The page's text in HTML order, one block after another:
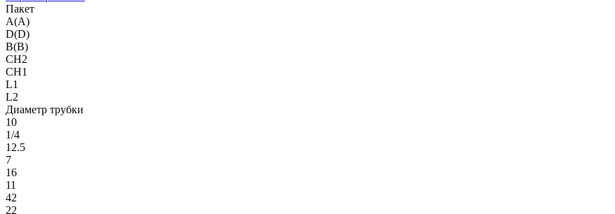
Пакет
A(A)
D(D)
B(B)
CH2
CH1
L1
L2
Диаметр трубки
10
1/4
12.5
7
16
11
42
22